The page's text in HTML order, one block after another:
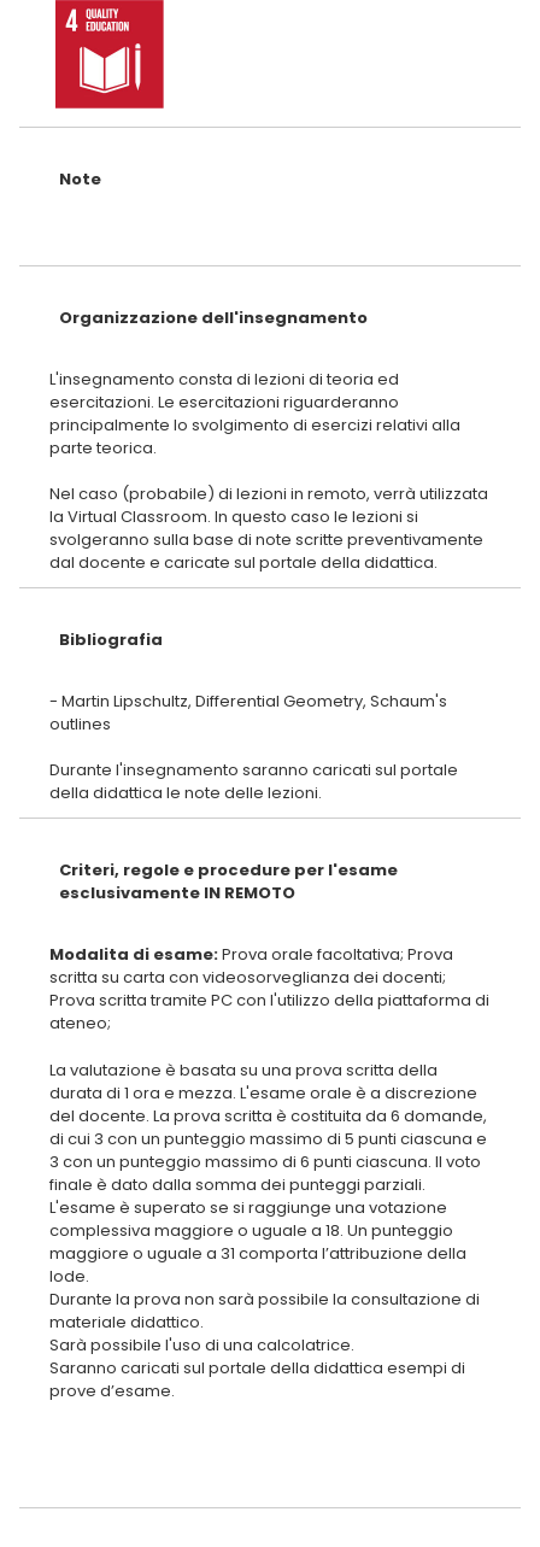
Note
Organizzazione dell'insegnamento
L'insegnamento consta di lezioni di teoria ed
esercitazioni. Le esercitazioni riguarderanno
principalmente lo svolgimento di esercizi relativi alla
parte teorica.
Nel caso (probabile) di lezioni in remoto, verrà utilizzata
la Virtual Classroom. In questo caso le lezioni si
svolgeranno sulla base di note scritte preventivamente
Bibliografia
- Martin Lipschultz, Differential Geometry, Schaum's
outlines
Durante l'insegnamento saranno caricati sul portale
Criteri, regole e procedure per l'esame
esclusivamente IN REMOTO
Modalita di esame:Prova orale facoltativa; Prova
scritta su carta con videosorveglianza dei docenti;
Prova scritta tramite PC con l'utilizzo della piattaforma di
La valutazione è basata su una prova scritta della
durata di 1 ora e mezza. L'esame orale è a discrezione
del docente. La prova scritta è costituita da 6 domande,
di cui 3 con un punteggio massimo di 5 punti ciascuna e
3 con un punteggio massimo di 6 punti ciascuna. Il voto
finale è dato dalla somma dei punteggi parziali.
L'esame è superato se si raggiunge una votazione
complessiva maggiore o uguale a 18. Un punteggio
maggiore o uguale a 31 comporta l’attribuzione della
lode.
Durante la prova non sarà possibile la consultazione di
materiale didattico.
Sarà possibile l'uso di una calcolatrice.
Saranno caricati sul portale della didattica esempi di
prove d’esame.